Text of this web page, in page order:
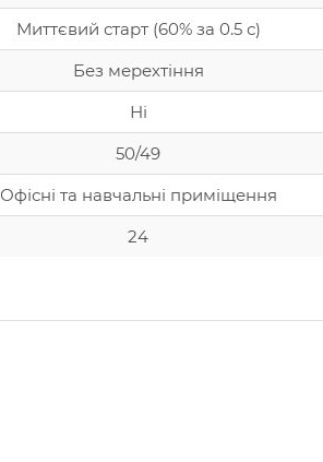
Миттєвий старт (60% за 0.5 с)
Без мерехтіння
Ні
50/49
Офісні та навчальні приміщення
24